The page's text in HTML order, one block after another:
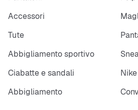
Accessori
Tute
Abbigliamento sportivo
Ciabatte e sandali
Abbigliamento